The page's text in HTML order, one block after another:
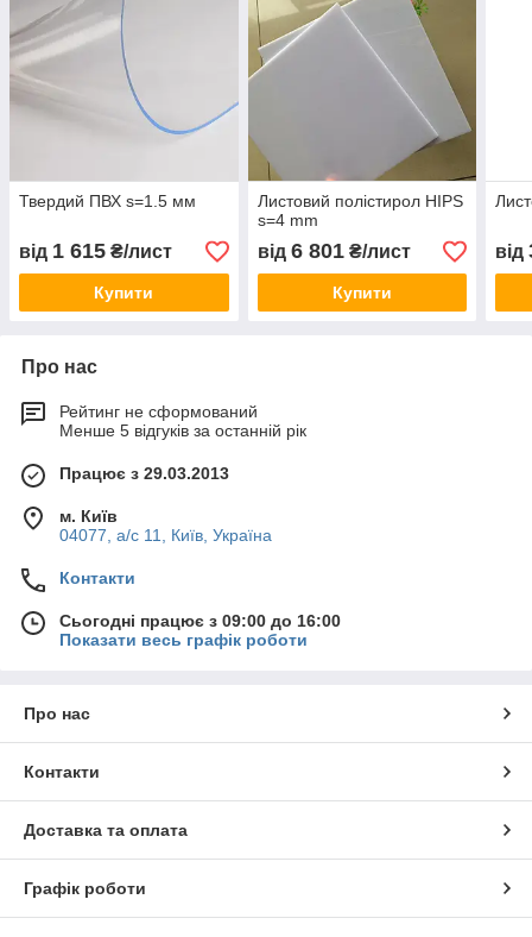
Твердий ПВХ s=1.5 мм
від 1 615 ₴/лист
Купити
Листовий полістирол HIPS
s=4 mm
від 6 801₴/лист
Купити
від
Про нас
Рейтинг не сформований
Менше 5 відгуків за останній рік
Працює з 29.03.2013
м. Київ
04077, а/с 11, Київ, Україна
Контакти
Сьогодні працює з 09:00 до 16:00
Показати весь графік роботи
Про нас
Контакти
Доставка та оплата
Графік роботи